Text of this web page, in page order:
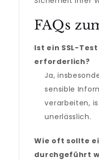
FAQs
Ist ein SSL-
erforderlich?
Ja,
sensible
verarbeiten,
unerlässlich.
Wie oft sollte
durchgeführt